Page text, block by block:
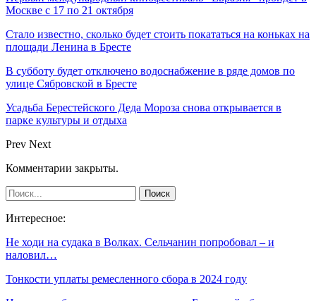
Москве с 17 по 21 октября
Стало известно, сколько будет стоить покататься на коньках на
площади Ленина в Бресте
В субботу будет отключено водоснабжение в ряде домов по
улице Сябровской в Бресте
Усадьба Берестейского Деда Мороза снова открывается в
парке культуры и отдыха
Prev Next
Комментарии закрыты.
Интересное:
Не ходи на судака в Волках. Сельчанин попробовал – и
наловил…
Тонкости уплаты ремесленного сбора в 2024 году